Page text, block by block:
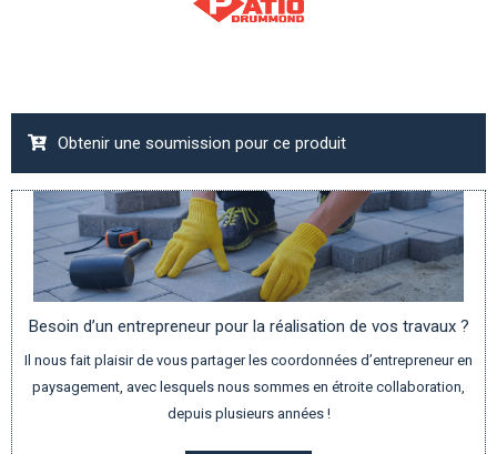
Obtenir une soumission pour ce produit
Besoin d’un entrepreneur pour la réalisation de vos travaux ?
Il nous fait plaisir de vous partager les coordonnées d’entrepreneur en
paysagement, avec lesquels nous sommes en étroite collaboration,
depuis plusieurs années !